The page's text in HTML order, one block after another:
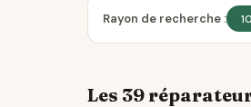
Rayon de recherche :
Les 39